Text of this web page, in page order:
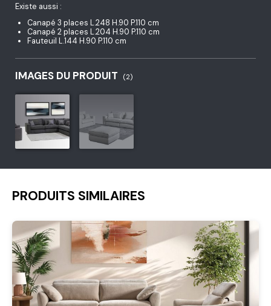
Existe aussi :
Canapé 3 places L.248 H.90 P.110 cm
Canapé 2 places L.204 H.90 P.110 cm
Fauteuil L.144 H.90 P.110 cm
IMAGES DU PRODUIT (2)
PRODUITS SIMILAIRES